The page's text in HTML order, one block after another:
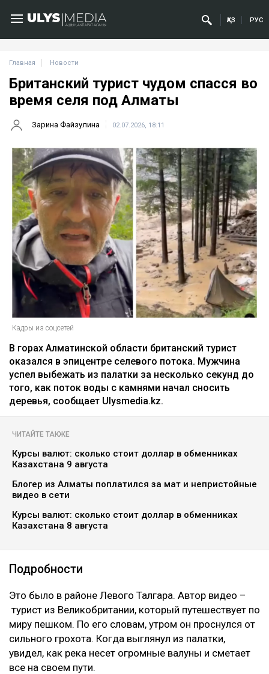
ҚАЗ РУС
Главная Новости
Британский турист чудом спасся во
время селя под Алматы
Зарина Файзулина 02.07.2026, 18:11
Кадры из соцсетей
В горах Алматинской области британский турист
оказался в эпицентре селевого потока. Мужчина
успел выбежать из палатки за несколько секунд до
того, как поток воды с камнями начал сносить
деревья, сообщает Ulysmedia.kz.
ЧИТАЙТЕ ТАКЖЕ
Курсы валют: сколько стоит доллар в обменниках
Казахстана 9 августа
Блогер из Алматы поплатился за мат и непристойные
видео в сети
Курсы валют: сколько стоит доллар в обменниках
Казахстана 8 августа
Подробности
Это было в районе Левого Талгара. Автор видео –
турист из Великобритании, который путешествует по
миру пешком. По его словам, утром он проснулся от
сильного грохота. Когда выглянул из палатки,
увидел, как река несет огромные валуны и сметает
все на своем пути.